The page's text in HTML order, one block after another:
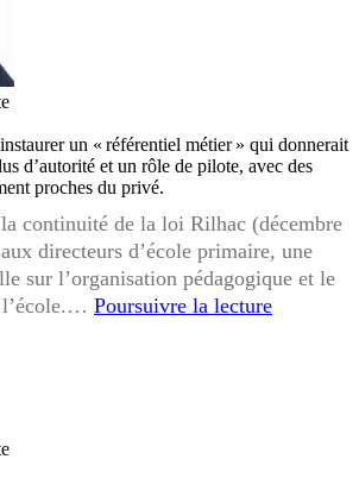
un « référentiel métier » qui donnerait
d’autorité et un rôle de pilote, avec des
proches du privé.
continuité de la loi Rilhac (décembre
directeurs d’école primaire, une
sur l’organisation pédagogique et le
l’école.… Poursuivre la lecture